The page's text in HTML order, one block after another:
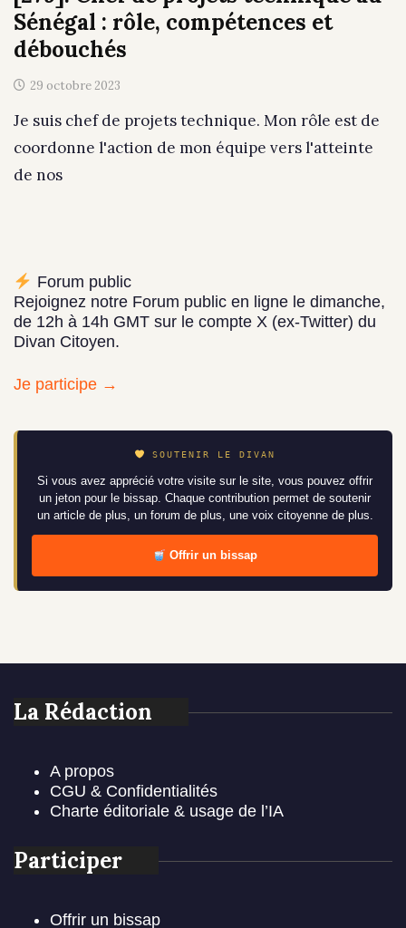
Sénégal : rôle, compétences et
débouchés
29 octobre 2023
Je suis chef de projets technique. Mon rôle est de
coordonne l'action de mon équipe vers l'atteinte
de nos
Forum public
Rejoignez notre Forum public en ligne le dimanche,
de 12h à 14h GMT sur le compte X (ex-Twitter) du
Divan Citoyen.
Je participe →
SOUTENIR LE DIVAN
Si vous avez apprécié votre visite sur le site, vous pouvez offrir
un jeton pour le bissap. Chaque contribution permet de soutenir
un article de plus, un forum de plus, une voix citoyenne de plus.
Offrir un bissap
La Rédaction
A propos
CGU & Confidentialités
Charte éditoriale & usage de l’IA
Participer
Offrir un bissap